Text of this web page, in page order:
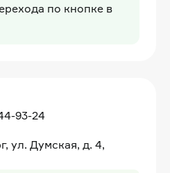
по кнопке в
93-24
ул. Думская, д. 4,